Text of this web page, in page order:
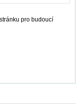
pro budoucí